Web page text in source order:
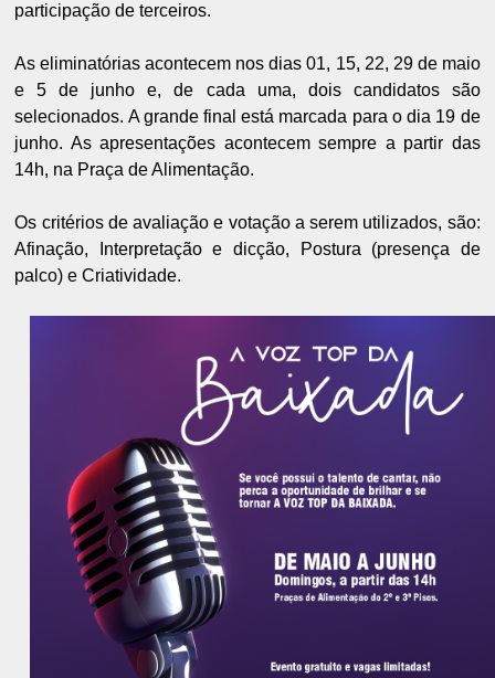
participação de terceiros.
As eliminatórias acontecem nos dias 01, 15, 22, 29 de maio
e 5 de junho e, de cada uma, dois candidatos são
selecionados. A grande final está marcada para o dia 19 de
junho. As apresentações acontecem sempre a partir das
14h, na Praça de Alimentação.
Os critérios de avaliação e votação a serem utilizados, são:
Afinação, Interpretação e dicção, Postura (presença de
palco) e Criatividade.